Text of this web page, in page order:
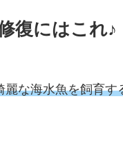
復にはこれ♪
麗な海水魚を飼育す